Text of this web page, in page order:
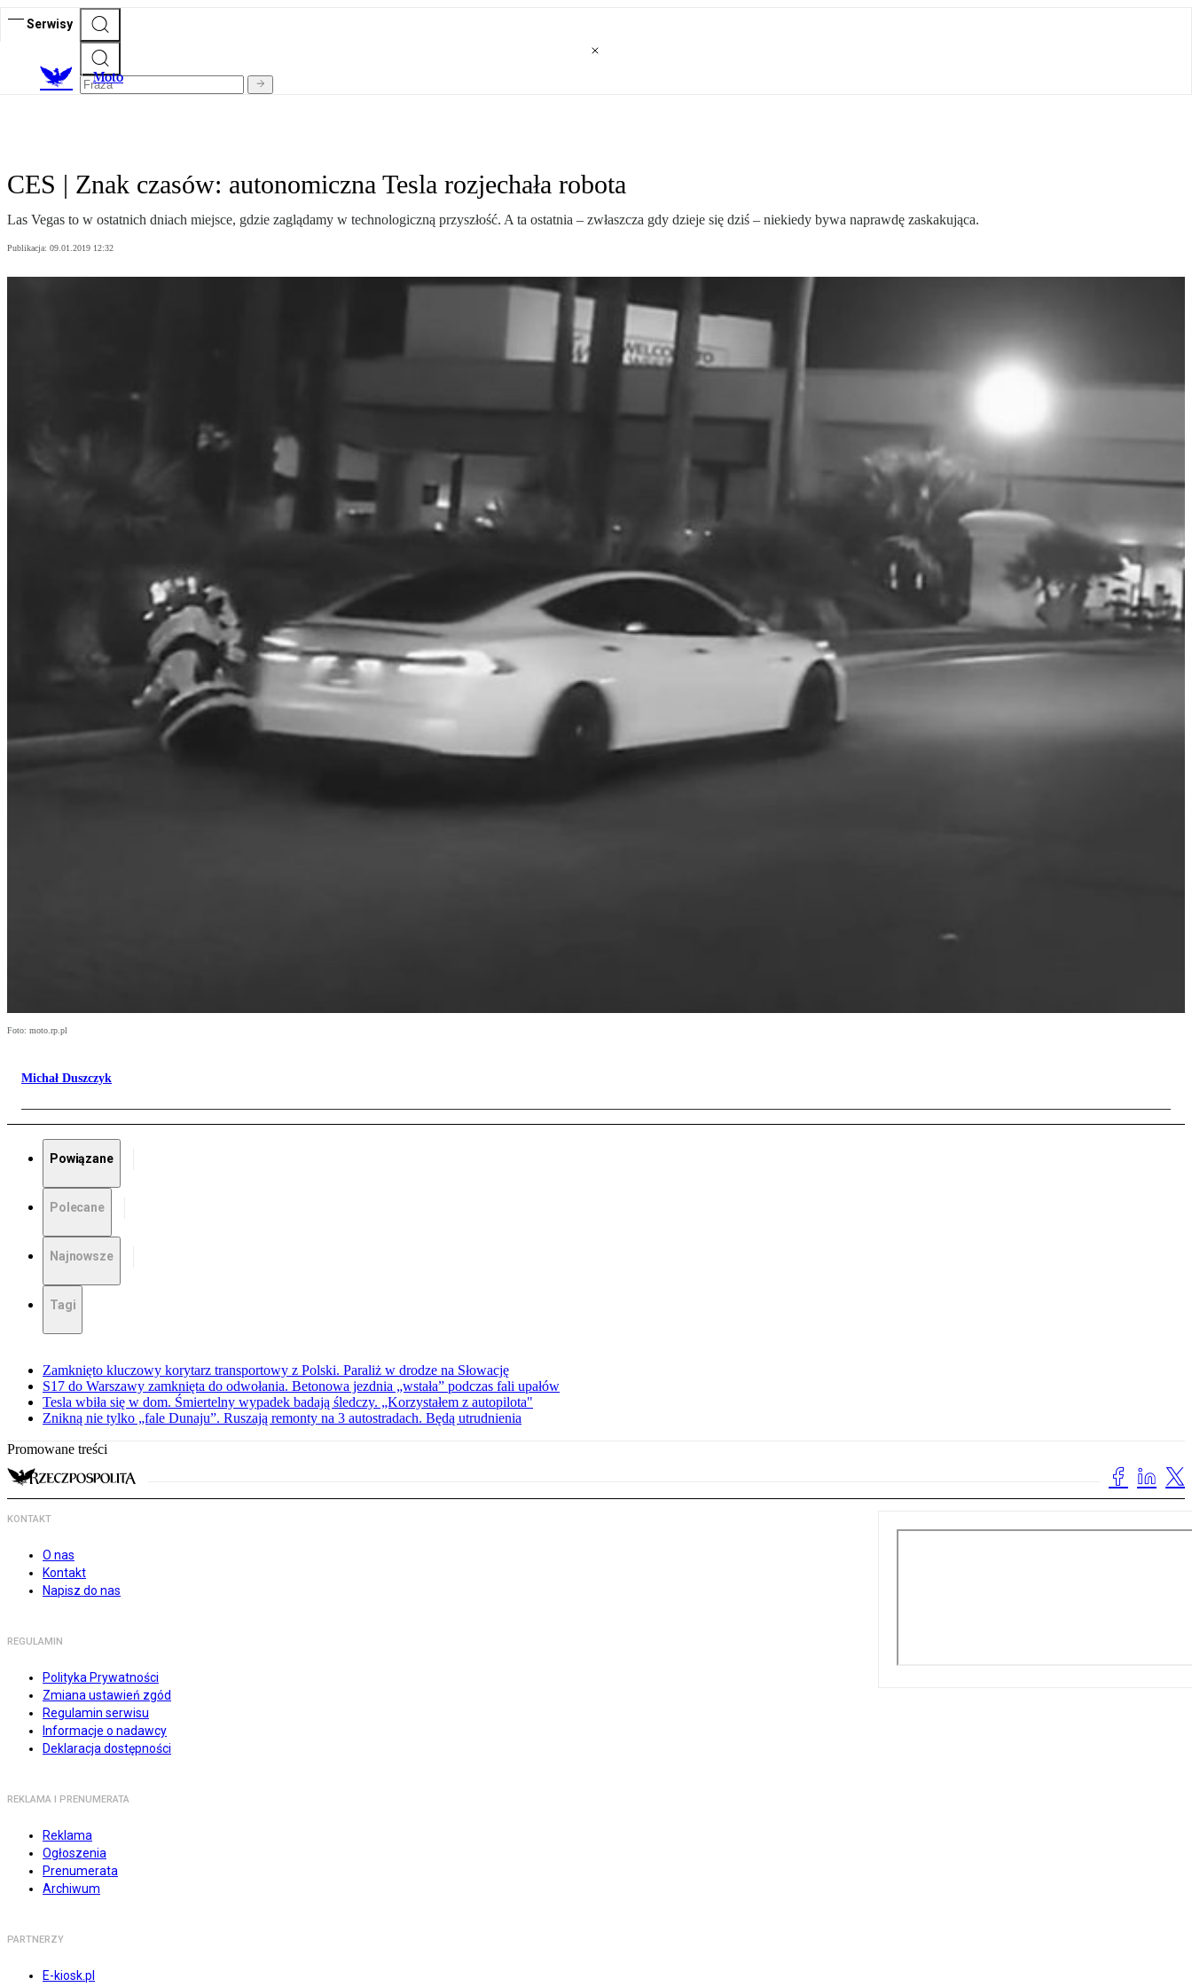
Serwisy
Moto
CES | Znak czasów: autonomiczna Tesla rozjechała robota
Las Vegas to w ostatnich dniach miejsce, gdzie zaglądamy w technologiczną przyszłość. A ta ostatnia – zwłaszcza gdy dzieje się dziś – niekiedy bywa naprawdę zaskakująca.
Publikacja: 09.01.2019 12:32
Foto: moto.rp.pl
Michał Duszczyk
Powiązane
Polecane
Najnowsze
Tagi
Zamknięto kluczowy korytarz transportowy z Polski. Paraliż w drodze na Słowację
S17 do Warszawy zamknięta do odwołania. Betonowa jezdnia „wstała” podczas fali upałów
Tesla wbiła się w dom. Śmiertelny wypadek badają śledczy. „Korzystałem z autopilota"
Znikną nie tylko „fale Dunaju”. Ruszają remonty na 3 autostradach. Będą utrudnienia
Promowane treści
KONTAKT
O nas
Kontakt
Napisz do nas
REGULAMIN
Polityka Prywatności
Zmiana ustawień zgód
Regulamin serwisu
Informacje o nadawcy
Deklaracja dostępności
REKLAMA I PRENUMERATA
Reklama
Ogłoszenia
Prenumerata
Archiwum
PARTNERZY
E-kiosk.pl